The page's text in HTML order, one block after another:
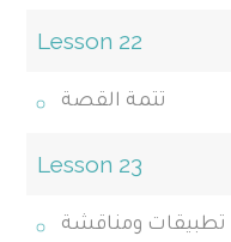
Lesson 22
تتمة القصة
Lesson 23
تطبيقات ومناقشة